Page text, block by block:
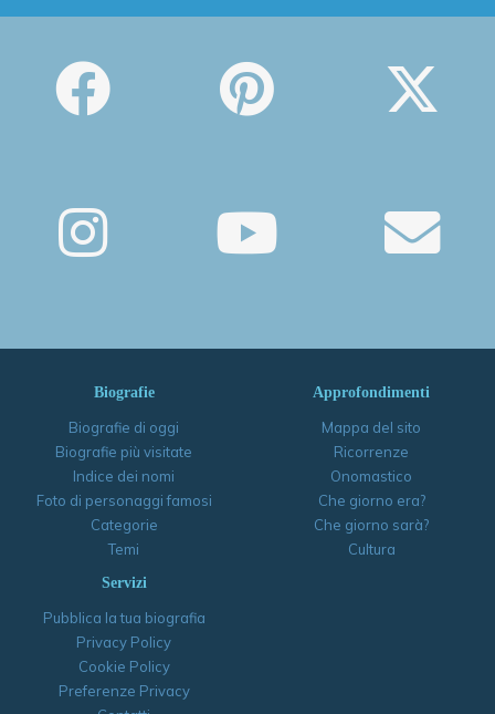
Biografie
Biografie di oggi
Biografie più visitate
Indice dei nomi
Foto di personaggi famosi
Categorie
Temi
Approfondimenti
Mappa del sito
Ricorrenze
Onomastico
Che giorno era?
Che giorno sarà?
Cultura
Servizi
Pubblica la tua biografia
Privacy Policy
Cookie Policy
Preferenze Privacy